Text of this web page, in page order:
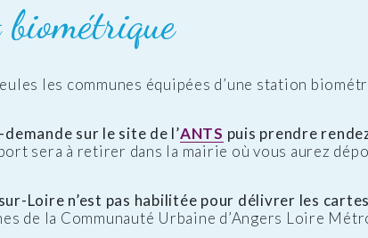
les communes équipées d’une station
sur le site de l’ANTS puis prendre
sera à retirer dans la mairie où vous aurez
Loire n’est pas habilitée pour délivrer les
de la Communauté Urbaine d’Angers Loire